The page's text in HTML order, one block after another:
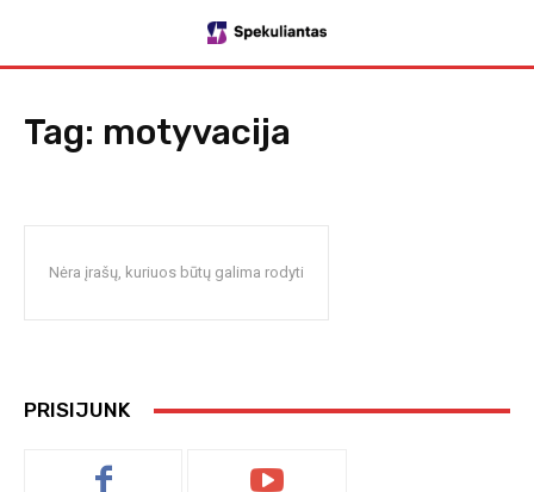
Tag: motyvacija
Nėra įrašų, kuriuos būtų galima rodyti
PRISIJUNK